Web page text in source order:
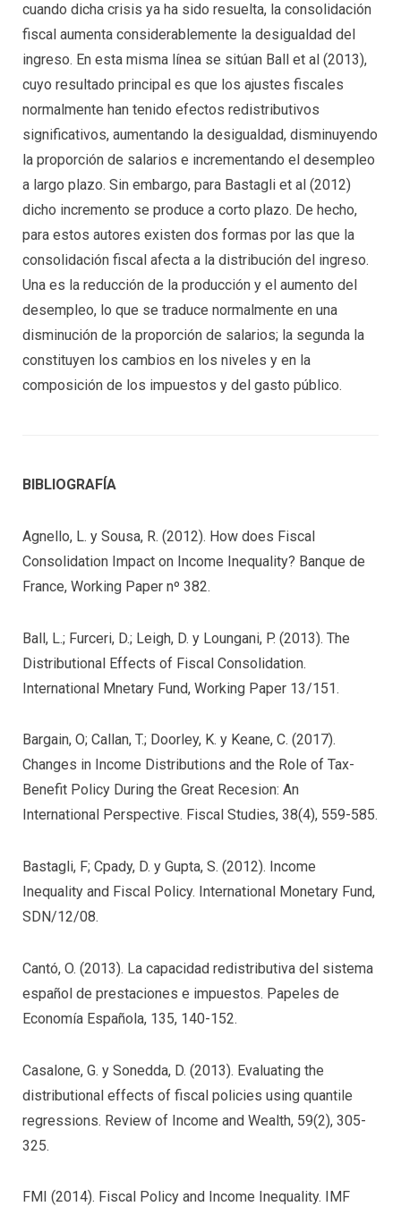
cuando dicha crisis ya ha sido resuelta, la consolidación
fiscal aumenta considerablemente la desigualdad del
ingreso. En esta misma línea se sitúan Ball et al (2013),
cuyo resultado principal es que los ajustes fiscales
normalmente han tenido efectos redistributivos
significativos, aumentando la desigualdad, disminuyendo
la proporción de salarios e incrementando el desempleo
a largo plazo. Sin embargo, para Bastagli et al (2012)
dicho incremento se produce a corto plazo. De hecho,
para estos autores existen dos formas por las que la
consolidación fiscal afecta a la distribución del ingreso.
Una es la reducción de la producción y el aumento del
desempleo, lo que se traduce normalmente en una
disminución de la proporción de salarios; la segunda la
constituyen los cambios en los niveles y en la
composición de los impuestos y del gasto público.
BIBLIOGRAFÍA
Agnello, L. y Sousa, R. (2012). How does Fiscal
Consolidation Impact on Income Inequality? Banque de
France, Working Paper nº 382.
Ball, L.; Furceri, D.; Leigh, D. y Loungani, P. (2013). The
Distributional Effects of Fiscal Consolidation.
International Mnetary Fund, Working Paper 13/151.
Bargain, O; Callan, T.; Doorley, K. y Keane, C. (2017).
Changes in Income Distributions and the Role of Tax-
Benefit Policy During the Great Recesion: An
International Perspective. Fiscal Studies, 38(4), 559-585.
Bastagli, F; Cpady, D. y Gupta, S. (2012). Income
Inequality and Fiscal Policy. International Monetary Fund,
SDN/12/08.
Cantó, O. (2013). La capacidad redistributiva del sistema
español de prestaciones e impuestos. Papeles de
Economía Española, 135, 140-152.
Casalone, G. y Sonedda, D. (2013). Evaluating the
distributional effects of fiscal policies using quantile
regressions. Review of Income and Wealth, 59(2), 305-
325.
FMI (2014). Fiscal Policy and Income Inequality. IMF